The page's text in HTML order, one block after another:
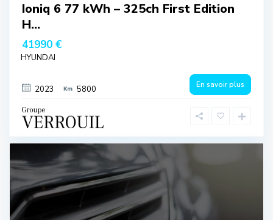
Ioniq 6 77 kWh – 325ch First Edition
H...
41990 €
HYUNDAI
2023 5800 En savoir plus